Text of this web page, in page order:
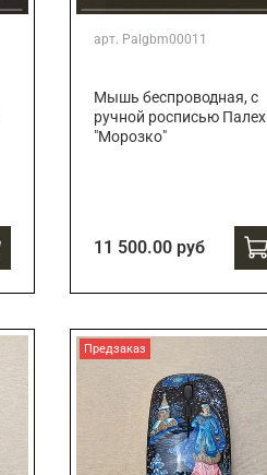
арт. Palgbm00011
Мышь беспроводная, с
ручной росписью Палех
"Морозко"
11 500.00 руб
Предзаказ